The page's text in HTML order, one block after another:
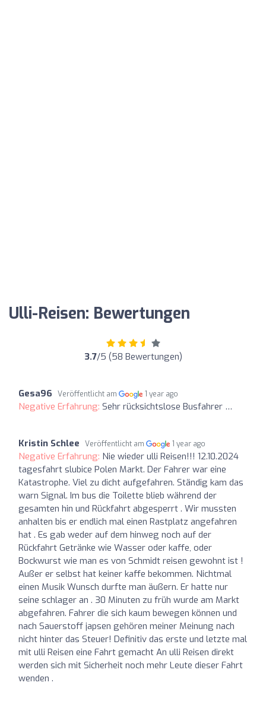
Ulli-Reisen: Bewertungen
3.7/5 (58 Bewertungen)
Gesa96 Veröffentlicht am 1 year ago
Negative Erfahrung: Sehr rücksichtslose Busfahrer …
Kristin Schlee Veröffentlicht am 1 year ago
Negative Erfahrung: Nie wieder ulli Reisen!!! 12.10.2024
tagesfahrt slubice Polen Markt. Der Fahrer war eine
Katastrophe. Viel zu dicht aufgefahren. Ständig kam das
warn Signal. Im bus die Toilette blieb während der
gesamten hin und Rückfahrt abgesperrt . Wir mussten
anhalten bis er endlich mal einen Rastplatz angefahren
hat . Es gab weder auf dem hinweg noch auf der
Rückfahrt Getränke wie Wasser oder kaffe, oder
Bockwurst wie man es von Schmidt reisen gewohnt ist !
Außer er selbst hat keiner kaffe bekommen. Nichtmal
einen Musik Wunsch durfte man äußern. Er hatte nur
seine schlager an . 30 Minuten zu früh wurde am Markt
abgefahren. Fahrer die sich kaum bewegen können und
nach Sauerstoff japsen gehören meiner Meinung nach
nicht hinter das Steuer! Definitiv das erste und letzte mal
mit ulli Reisen eine Fahrt gemacht An ulli Reisen direkt
werden sich mit Sicherheit noch mehr Leute dieser Fahrt
wenden .